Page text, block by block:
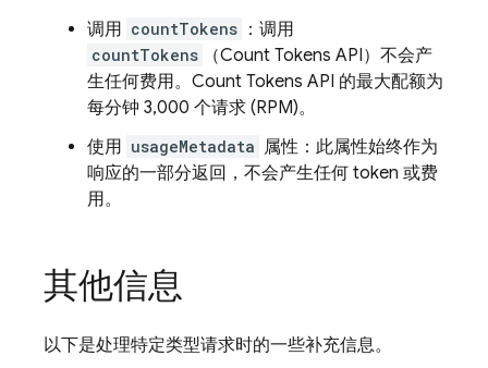
调用 countTokens ：调用
countTokens
（Count Tokens API）不会产
生任何费用。Count Tokens API 的最大配额为
每分钟 3,000 个请求 (RPM)。
使用 usageMetadata 属性：此属性始终作为
响应的一部分返回，不会产生任何 token 或费
用。
其他信息
以下是处理特定类型请求时的一些补充信息。